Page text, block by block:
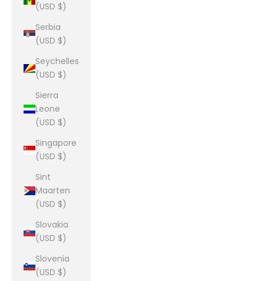
(USD $)
Serbia
(USD $)
Seychelles
(USD $)
Sierra
Leone
(USD $)
Singapore
(USD $)
Sint
Maarten
(USD $)
Slovakia
(USD $)
Slovenia
(USD $)